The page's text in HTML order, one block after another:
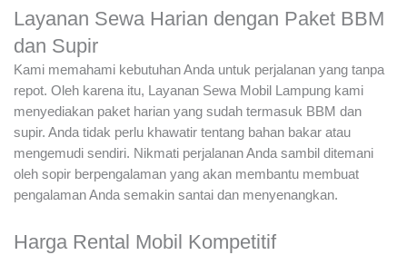
Layanan Sewa Harian dengan Paket BBM
dan Supir
Kami memahami kebutuhan Anda untuk perjalanan yang tanpa
repot. Oleh karena itu, Layanan Sewa Mobil Lampung kami
menyediakan paket harian yang sudah termasuk BBM dan
supir. Anda tidak perlu khawatir tentang bahan bakar atau
mengemudi sendiri. Nikmati perjalanan Anda sambil ditemani
oleh sopir berpengalaman yang akan membantu membuat
pengalaman Anda semakin santai dan menyenangkan.
Harga Rental Mobil Kompetitif